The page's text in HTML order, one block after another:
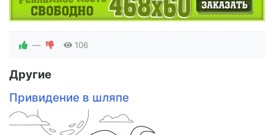
— 106
Другие
Привидение в шляпе